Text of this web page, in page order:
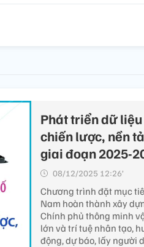
Phát triển dữ
chiến lược, nền
giai đoạn 2025-
08/12/2025 12:26’
Chương trình đặt mục
Nam hoàn thành xây
Chính phủ thông minh
lớn và trí tuệ nhân tạo,
động, dự báo, lấy người